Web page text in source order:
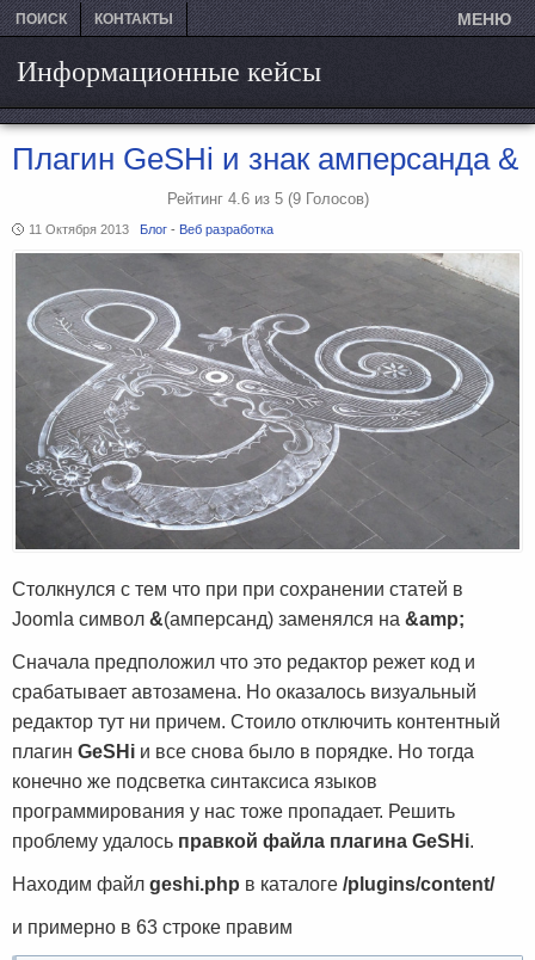
ПОИСК КОНТАКТЫ МЕНЮ
Информационные кейсы
Плагин GeSHi и знак амперсанда &
Рейтинг 4.6 из 5 (9 Голосов)
11 Октября 2013 Блог - Веб разработка
Столкнулся с тем что при при сохранении статей в
Joomla символ &(амперсанд) заменялся на &amp;
Сначала предположил что это редактор режет код и
срабатывает автозамена. Но оказалось визуальный
редактор тут ни причем. Стоило отключить контентный
плагин GeSHi и все снова было в порядке. Но тогда
конечно же подсветка синтаксиса языков
программирования у нас тоже пропадает. Решить
проблему удалось правкой файла плагина GeSHi.
Находим файл geshi.php в каталоге /plugins/content/
и примерно в 63 строке правим